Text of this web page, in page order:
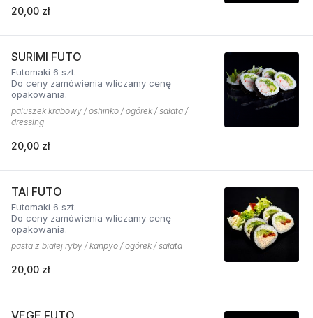
20,00 zł
SURIMI FUTO
Futomaki 6 szt.
Do ceny zamówienia wliczamy cenę
opakowania.
paluszek krabowy / oshinko / ogórek / sałata /
dressing
20,00 zł
TAI FUTO
Futomaki 6 szt.
Do ceny zamówienia wliczamy cenę
opakowania.
pasta z białej ryby / kanpyo / ogórek / sałata
20,00 zł
VEGE FUTO